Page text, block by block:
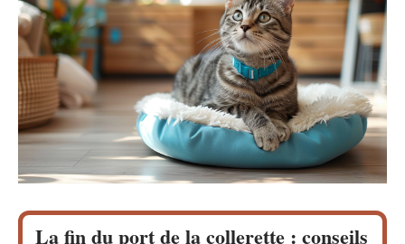
La fin du port de la collerette : conseils